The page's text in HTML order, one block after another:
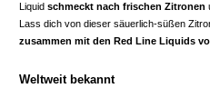
Liquid schmeckt nach frischen Zitronen
Lass dich von dieser säuerlich-süßen
zusammen mit den Red Line Liquids
Weltweit bekannt